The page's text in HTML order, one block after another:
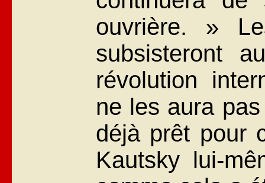
ouvrière. »
subsisteront
révolution
ne les aura
déjà prêt pour
Kautsky lui-